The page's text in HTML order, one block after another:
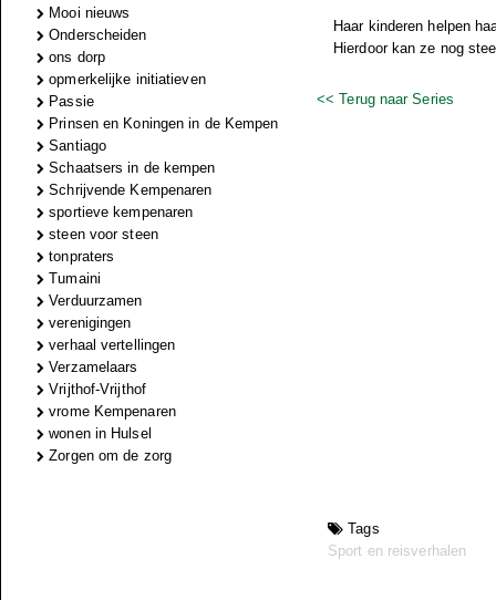
Mooi nieuws
Onderscheiden
ons dorp
opmerkelijke initiatieven
Passie
Prinsen en Koningen in de Kempen
Santiago
Schaatsers in de kempen
Schrijvende Kempenaren
sportieve kempenaren
steen voor steen
tonpraters
Tumaini
Verduurzamen
verenigingen
verhaal vertellingen
Verzamelaars
Vrijthof-Vrijthof
vrome Kempenaren
wonen in Hulsel
Zorgen om de zorg
Haar kinderen helpen
Hierdoor kan ze nog
<< Terug naar Series
Tags
Sport en reisverhalen